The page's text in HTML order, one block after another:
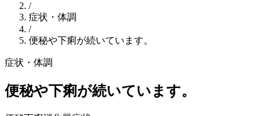
/
症状・体調
/
便秘や下痢が続いています。
症状・体調
便秘や下痢が続いています。